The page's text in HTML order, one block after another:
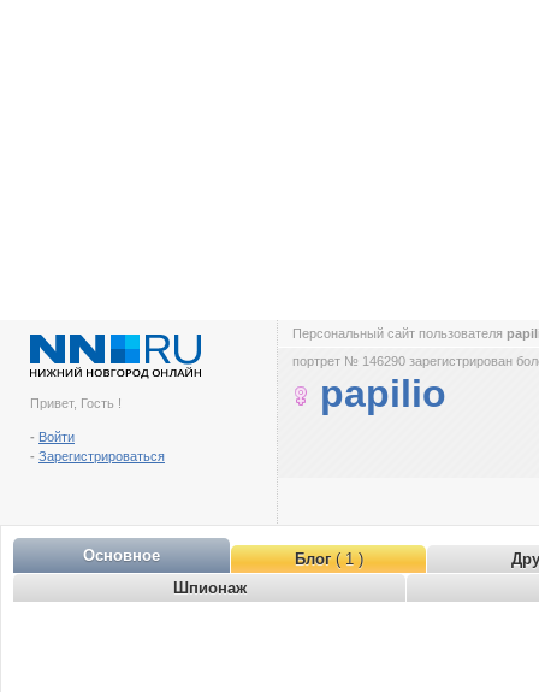
Привет, Гость !
- Войти
- Зарегистрироваться
Персональный сайт пользователя
портрет № 146290 зарегистрирован
papilio
Основное Блог( 1 )
Шпионаж